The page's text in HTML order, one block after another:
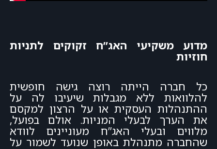
מדוע משקיעי האג”ח זקוקים לתניות
חוזיות
כל חברה הייתה רוצה גישה חופשית
להלוואות ללא מגבלות שיעיבו לה על
ההתנהלות העסקית או על הרצון למקסם
את הערך לבעלי המניות. אולם בפועל,
מלווים ובעלי האג”ח מעוניינים לוודא
שהחברה מתנהלת באופן שנועד לשמור על